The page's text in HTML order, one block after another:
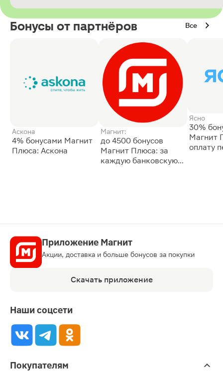
Бонусы от партнёров Все
Аскона
4% бонусами Магнит
Плюса: Аскона
Магнит:
до 4500 бонусов
Магнит Плюса: за
каждую банковскую
Ясно
30%
Магнит
оплату
Приложение Магнит
Акции, доставка и больше бонусов за покупки
Скачать приложение
Наши соцсети
Покупателям